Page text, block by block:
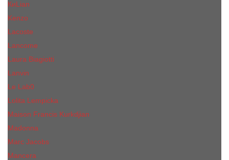
КиLian
Kenzo
Lacoste
Lancome
Laura Biagiotti
Lanvin
Lе Lab0
Lolita Lempicka
Maison Francis Kurkdjian
Madonna
Marc Jacobs
Mancera